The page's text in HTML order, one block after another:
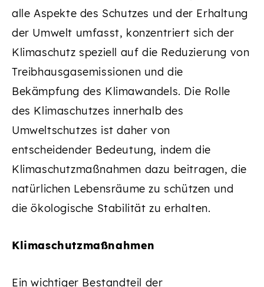
alle Aspekte des Schutzes und der Erhaltung
der Umwelt umfasst, konzentriert sich der
Klimaschutz speziell auf die Reduzierung von
Treibhausgasemissionen und die
Bekämpfung des Klimawandels. Die Rolle
des Klimaschutzes innerhalb des
Umweltschutzes ist daher von
entscheidender Bedeutung, indem die
Klimaschutzmaßnahmen dazu beitragen, die
natürlichen Lebensräume zu schützen und
die ökologische Stabilität zu erhalten.
Klimaschutzmaßnahmen
Ein wichtiger Bestandteil der